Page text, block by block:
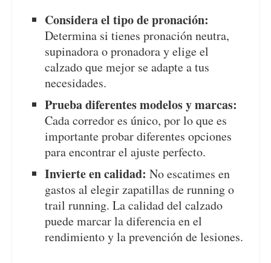
Considera el tipo de pronación:
Determina si tienes pronación neutra,
supinadora o pronadora y elige el
calzado que mejor se adapte a tus
necesidades.
Prueba diferentes modelos y marcas:
Cada corredor es único, por lo que es
importante probar diferentes opciones
para encontrar el ajuste perfecto.
Invierte en calidad: No escatimes en
gastos al elegir zapatillas de running o
trail running. La calidad del calzado
puede marcar la diferencia en el
rendimiento y la prevención de lesiones.